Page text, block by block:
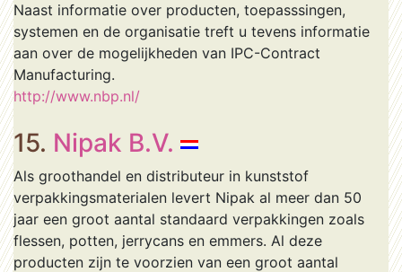
Naast informatie over producten, toepasssingen,
systemen en de organisatie treft u tevens informatie
aan over de mogelijkheden van IPC-Contract
Manufacturing.
http://www.nbp.nl/
15. Nipak B.V.
Als groothandel en distributeur in kunststof
verpakkingsmaterialen levert Nipak al meer dan 50
jaar een groot aantal standaard verpakkingen zoals
flessen, potten, jerrycans en emmers. Al deze
producten zijn te voorzien van een groot aantal